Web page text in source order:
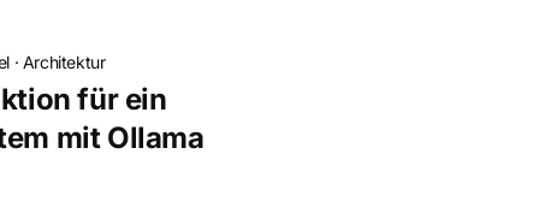
· Architektur
für ein
mit Ollama